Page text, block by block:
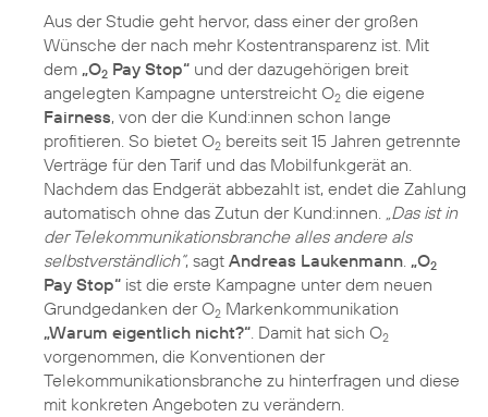
Aus der Studie geht hervor, dass einer der großen
Wünsche der nach mehr Kostentransparenz ist. Mit
dem „O2 Pay Stop“ und der dazugehörigen breit
angelegten Kampagne unterstreicht O2 die eigene
Fairness, von der die Kund:innen schon lange
profitieren. So bietet O2 bereits seit 15 Jahren getrennte
Verträge für den Tarif und das Mobilfunkgerät an.
Nachdem das Endgerät abbezahlt ist, endet die Zahlung
automatisch ohne das Zutun der Kund:innen. „Das ist in
der Telekommunikationsbranche alles andere als
selbstverständlich“, sagt Andreas Laukenmann. „O2
Pay Stop“ ist die erste Kampagne unter dem neuen
Grundgedanken der O2 Markenkommunikation
„Warum eigentlich nicht?“. Damit hat sich O2
vorgenommen, die Konventionen der
Telekommunikationsbranche zu hinterfragen und diese
mit konkreten Angeboten zu verändern.